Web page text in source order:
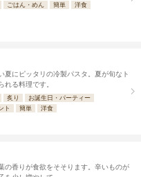
ごはん・めん 簡単 洋食
夏にピッタリの冷製パスタ。夏が旬なト
れる料理です。
炙り
お誕生日・パーティー
ト 簡単 洋食
の香りが食欲をそそります。辛いものが